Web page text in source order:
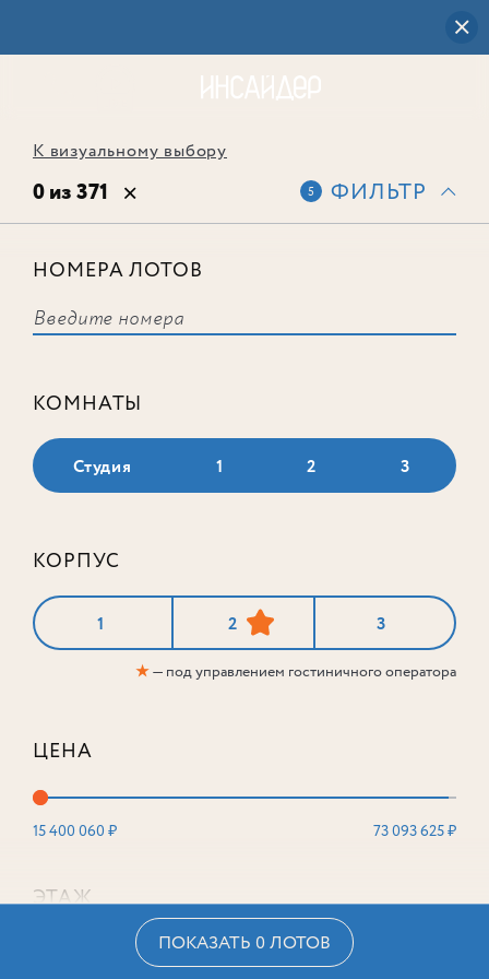
К визуальному выбору
0 из 371 5 ФИЛЬТР
НОМЕРА ЛОТОВ
КОМНАТЫ
Студия 1 2 3
КОРПУС
1 2 3
★— под управлением гостиничного оператора
ЦЕНА
15 400 060 ₽ 73 093 625 ₽
ЭТАЖ
ПОКАЗАТЬ 0 ЛОТОВ
соответствует ни одного лота